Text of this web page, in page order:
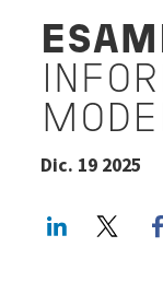
Dic. 19 2025
LinkedIn